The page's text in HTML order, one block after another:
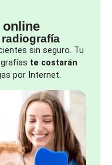
online
sin seguro. Tu
te costarán
por Internet.